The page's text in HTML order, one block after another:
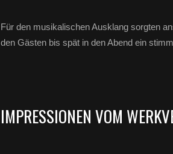
Für den musikalischen Ausklang sorgten
den Gästen bis spät in den Abend ein
IMPRESSIONEN VOM